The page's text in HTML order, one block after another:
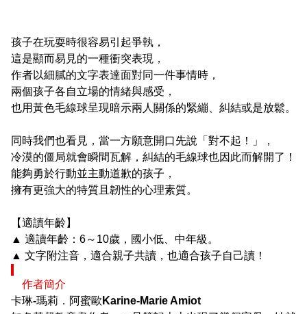
孩子在玩耍時很容易引起爭執，
這是顯而易見的一種衝突表現，
作者以細膩的文字表達面對同一件事情時，
兩個孩子各自立場的情緒與感受，
也用黃色毛線球呈現暗示兩人關係的緊繃、糾結或是放鬆。
同時我們也看見，當一方願意開口先說「對不起！」，
冷漠的僵局就會瞬間瓦解，糾結的毛線球也因此而解開了！
能夠勇於行動並主動道歉的孩子，
擁有更強大的特質且韌性的心理素質。
【適讀年齡】
▲ 適讀年齡：6～10歲，國小低、中年級。
▲ 文字附注音，適合親子共讀，也適合孩子自己讀！
作者簡介
卡琳-瑪莉．阿蜜歐Karine-Marie Amiot